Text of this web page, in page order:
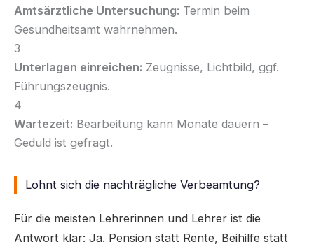
Amtsärztliche Untersuchung: Termin beim
Gesundheitsamt wahrnehmen.
3
Unterlagen einreichen: Zeugnisse, Lichtbild, ggf.
Führungszeugnis.
4
Wartezeit: Bearbeitung kann Monate dauern –
Geduld ist gefragt.
Lohnt sich die nachträgliche Verbeamtung?
Für die meisten Lehrerinnen und Lehrer ist die
Antwort klar: Ja. Pension statt Rente, Beihilfe statt